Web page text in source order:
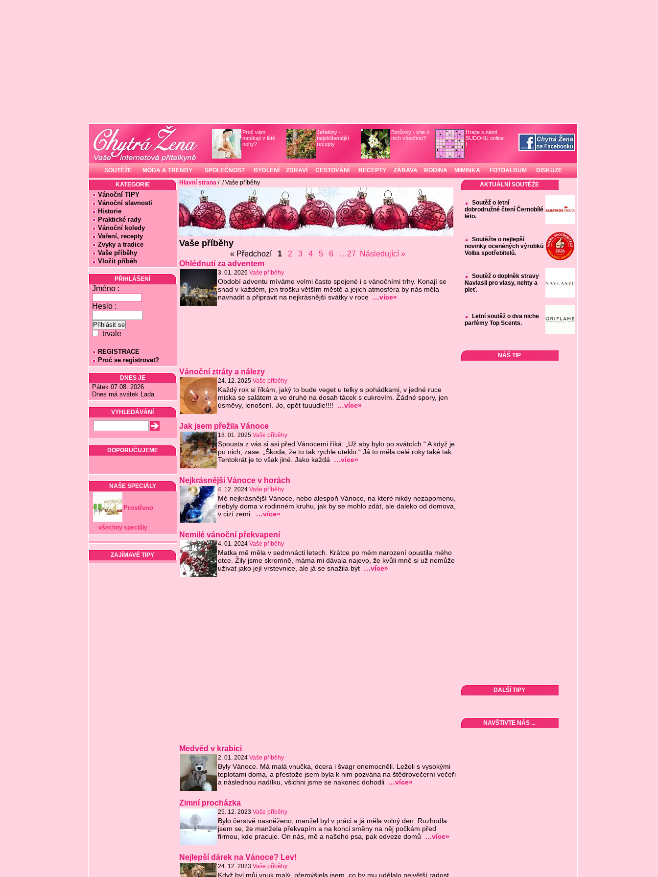
Proč vám
natékají v létě
nohy?
Jeřabiny -
nejoblíbenější
recepty
Borůvky - víte o
nich všechno?
Hrajte s námi
SUDOKU online
!
SOUTĚŽE MÓDA & TRENDY SPOLEČNOST BYDLENÍ ZDRAVÍ CESTOVÁNÍ RECEPTY ZÁBAVA RODINA MIMINKA FOTOALBUM DISKUZE
KATEGORIE
Vánoční TIPY
Vánoční slavnosti
Historie
Praktické rady
Vánoční koledy
Vaření, recepty
Zvyky a tradice
Vaše příběhy
Vložit příběh
PŘIHLÁŠENÍ
Jméno :
Heslo :
trvale
REGISTRACE
Proč se registrovat?
DNES JE
Pátek 07.08. 2026
Dnes má svátek Lada
VYHLEDÁVÁNÍ
DOPORUČUJEME
NAŠE SPECIÁLY
Prostřeno
všechny speciály
ZAJÍMAVÉ TIPY
Hlavní strana/ / Vaše příběhy
Vaše příběhy
« Předchozí 1 2 3 4 5 6 …27
Následující »
Ohlédnutí za adventem
3. 01. 2026 Vaše příběhy
Období adventu míváme velmi často spojené i s vánočními trhy. Konají se
snad v každém, jen trošku větším městě a jejich atmosféra by nás měla
navnadit a připravit na nejkrásnější svátky v roce …více»
Vánoční ztráty a nálezy
24. 12. 2025 Vaše příběhy
Každý rok si říkám, jaký to bude veget u telky s pohádkami, v jedné ruce
miska se salátem a ve druhé na dosah tácek s cukrovím. Žádné spory, jen
úsměvy, lenošení. Jo, opět tuuudle!!!! …více»
Jak jsem přežila Vánoce
18. 01. 2025 Vaše příběhy
Spousta z vás si asi před Vánocemi říká: „Už aby bylo po svátcích.“ A když je
po nich, zase: „Škoda, že to tak rychle uteklo.“ Já to měla celé roky také tak.
Tentokrát je to však jiné. Jako každá …více»
Nejkrásnější Vánoce v horách
4. 12. 2024 Vaše příběhy
Mé nejkrásnější Vánoce, nebo alespoň Vánoce, na které nikdy nezapomenu,
nebyly doma v rodinném kruhu, jak by se mohlo zdát, ale daleko od domova,
v cizí zemi. …více»
Nemilé vánoční překvapení
4. 01. 2024 Vaše příběhy
Matka mě měla v sedmnácti letech. Krátce po mém narození opustila mého
otce. Žily jsme skromně, máma mi dávala najevo, že kvůli mně si už nemůže
užívat jako její vrstevnice, ale já se snažila být …více»
Medvěd v krabici
2. 01. 2024 Vaše příběhy
Byly Vánoce. Má malá vnučka, dcera i švagr onemocněli. Leželi s vysokými
teplotami doma, a přestože jsem byla k nim pozvána na štědrovečerní večeři
a následnou nadílku, všichni jsme se nakonec dohodli …více»
Zimní procházka
25. 12. 2023 Vaše příběhy
Bylo čerstvě nasněženo, manžel byl v práci a já měla volný den. Rozhodla
jsem se, že manžela překvapím a na konci směny na něj počkám před
firmou, kde pracuje. On nás, mě a našeho psa, pak odveze domů …více»
Nejlepší dárek na Vánoce? Lev!
24. 12. 2023 Vaše příběhy
Když byl můj vnuk malý, přemýšlela jsem, co by mu udělalo největší radost
AKTUÁLNÍ SOUTĚŽE
Soutěž o letní
dobrodružné čtení Černobílé
léto.
Soutěžte o nejlepší
novinky oceněných výrobků
Volba spotřebitelů.
Soutěž o doplněk stravy
Navlasil pro vlasy, nehty a
pleť.
Letní soutěž o dva niche
parfémy Top Scents.
NÁŠ TIP
DALŠÍ TIPY
NAVŠTIVTE NÁS ...